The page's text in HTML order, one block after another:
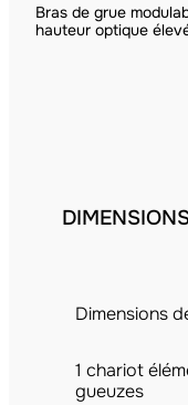
Bras de grue
hauteur optique
Dimensions
1 chariot
gueuzes